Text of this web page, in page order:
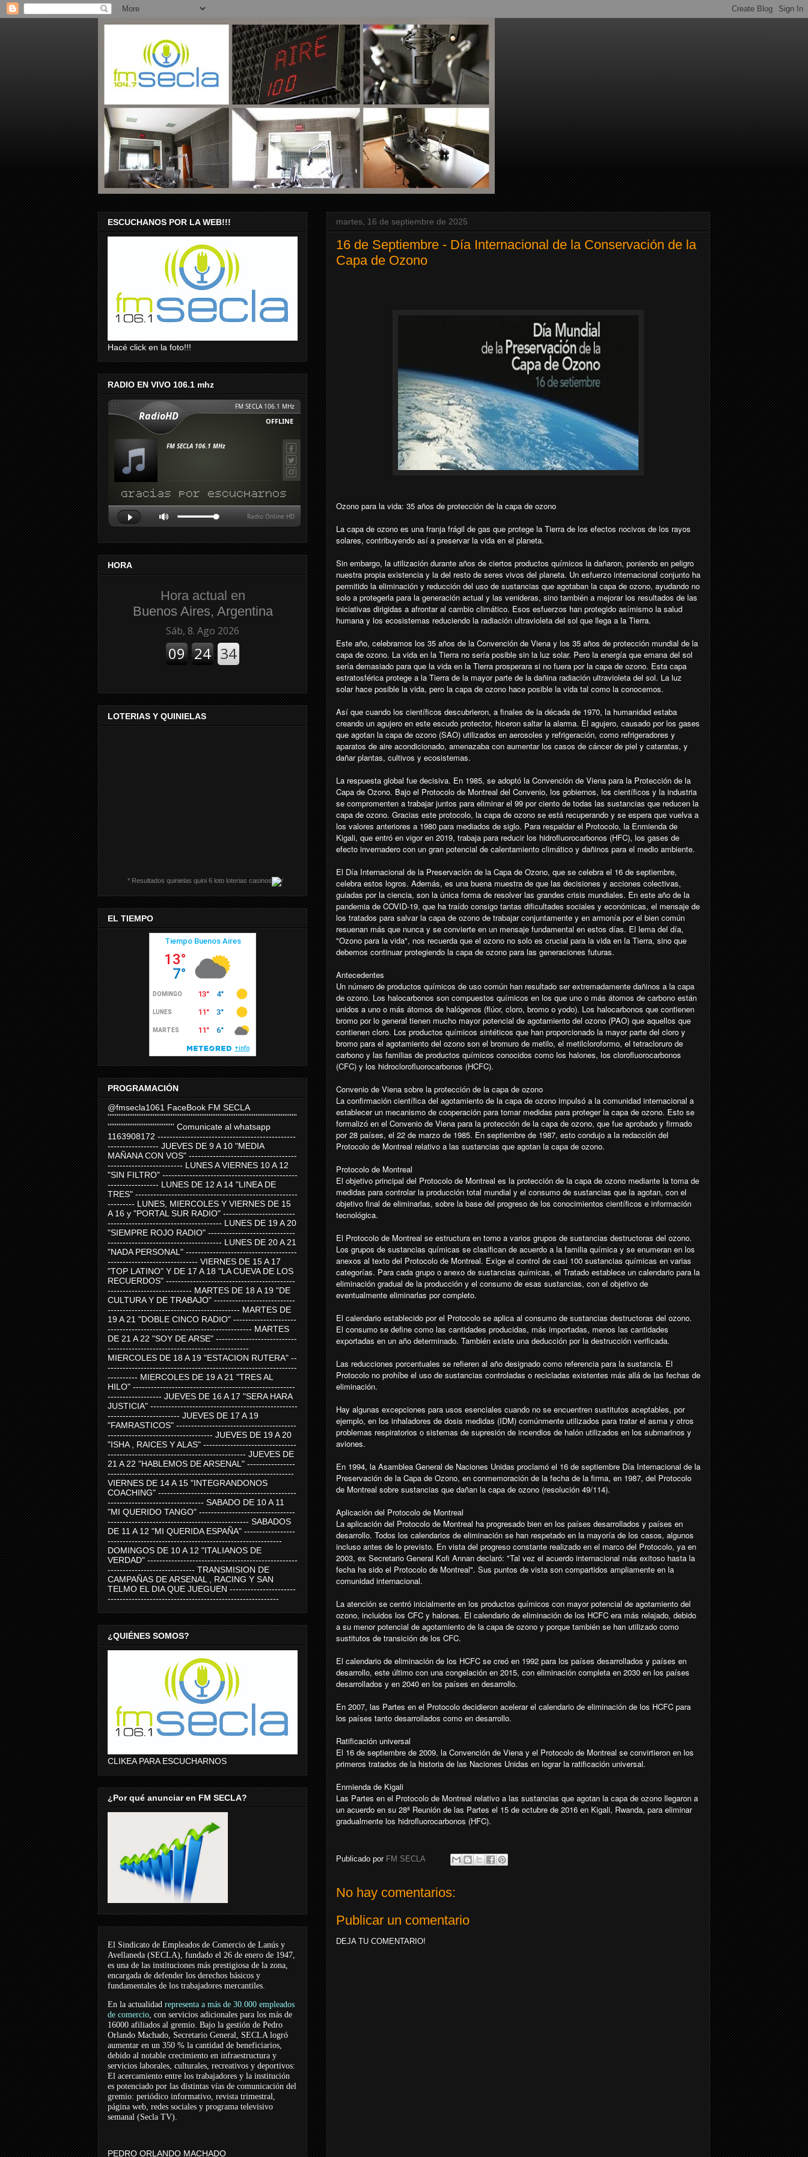
martes, 16 de septiembre de 2025
16 de Septiembre - Día Internacional de la Conservación de la
Capa de Ozono
Ozono para la vida: 35 años de protección de la capa de ozono
La capa de ozono es una franja frágil de gas que protege la Tierra de los efectos nocivos de los rayos
solares, contribuyendo así a preservar la vida en el planeta.
Sin embargo, la utilización durante años de ciertos productos químicos la dañaron, poniendo en peligro
nuestra propia existencia y la del resto de seres vivos del planeta. Un esfuerzo internacional conjunto ha
permitido la eliminación y reducción del uso de sustancias que agotaban la capa de ozono, ayudando no
solo a protegerla para la generación actual y las venideras, sino también a mejorar los resultados de las
iniciativas dirigidas a afrontar al cambio climático. Esos esfuerzos han protegido asímismo la salud
humana y los ecosistemas reduciendo la radiación ultravioleta del sol que llega a la Tierra.
Este año, celebramos los 35 años de la Convención de Viena y los 35 años de protección mundial de la
capa de ozono. La vida en la Tierra no sería posible sin la luz solar. Pero la energía que emana del sol
sería demasiado para que la vida en la Tierra prosperara si no fuera por la capa de ozono. Esta capa
estratosférica protege a la Tierra de la mayor parte de la dañina radiación ultravioleta del sol. La luz
solar hace posible la vida, pero la capa de ozono hace posible la vida tal como la conocemos.
Así que cuando los científicos descubrieron, a finales de la década de 1970, la humanidad estaba
creando un agujero en este escudo protector, hiceron saltar la alarma. El agujero, causado por los gases
que agotan la capa de ozono (SAO) utilizados en aerosoles y refrigeración, como refrigeradores y
aparatos de aire acondicionado, amenazaba con aumentar los casos de cáncer de piel y cataratas, y
dañar plantas, cultivos y ecosistemas.
La respuesta global fue decisiva. En 1985, se adoptó la Convención de Viena para la Protección de la
Capa de Ozono. Bajo el Protocolo de Montreal del Convenio, los gobiernos, los científicos y la industria
se compromenten a trabajar juntos para eliminar el 99 por ciento de todas las sustancias que reducen la
capa de ozono. Gracias este protocolo, la capa de ozono se está recuperando y se espera que vuelva a
los valores anteriores a 1980 para mediados de siglo. Para respaldar el Protocolo, la Enmienda de
Kigali, que entró en vigor en 2019, trabaja para reducir los hidrofluorocarbonos (HFC), los gases de
efecto invernadero con un gran potencial de calentamiento climático y dañinos para el medio ambiente.
El Día Internacional de la Preservación de la Capa de Ozono, que se celebra el 16 de septiembre,
celebra estos logros. Además, es una buena muestra de que las decisiones y acciones colectivas,
guiadas por la ciencia, son la única forma de resolver las grandes crisis mundiales. En este año de la
pandemia de COVID-19, que ha traído consigo tantas dificultades sociales y económicas, el mensaje de
los tratados para salvar la capa de ozono de trabajar conjuntamente y en armonía por el bien común
resuenan más que nunca y se convierte en un mensaje fundamental en estos días. El lema del día,
"Ozono para la vida", nos recuerda que el ozono no solo es crucial para la vida en la Tierra, sino que
debemos continuar protegiendo la capa de ozono para las generaciones futuras.
Antecedentes
Un número de productos químicos de uso común han resultado ser extremadamente dañinos a la capa
de ozono. Los halocarbonos son compuestos químicos en los que uno o más átomos de carbono están
unidos a uno o más átomos de halógenos (flúor, cloro, bromo o yodo). Los halocarbonos que contienen
bromo por lo general tienen mucho mayor potencial de agotamiento del ozono (PAO) que aquellos que
contienen cloro. Los productos químicos sintéticos que han proporcionado la mayor parte del cloro y
bromo para el agotamiento del ozono son el bromuro de metilo, el metilcloroformo, el tetracloruro de
carbono y las familias de productos químicos conocidos como los halones, los clorofluorocarbonos
(CFC) y los hidroclorofluorocarbonos (HCFC).
Convenio de Viena sobre la protección de la capa de ozono
La confirmación científica del agotamiento de la capa de ozono impulsó a la comunidad internacional a
establecer un mecanismo de cooperación para tomar medidas para proteger la capa de ozono. Esto se
formalizó en el Convenio de Viena para la protección de la capa de ozono, que fue aprobado y firmado
por 28 países, el 22 de marzo de 1985. En septiembre de 1987, esto condujo a la redacción del
Protocolo de Montreal relativo a las sustancias que agotan la capa de ozono.
Protocolo de Montreal
El objetivo principal del Protocolo de Montreal es la protección de la capa de ozono mediante la toma de
medidas para controlar la producción total mundial y el consumo de sustancias que la agotan, con el
objetivo final de eliminarlas, sobre la base del progreso de los conocimientos científicos e información
tecnológica.
El Protocolo de Montreal se estructura en torno a varios grupos de sustancias destructoras del ozono.
Los grupos de sustancias químicas se clasifican de acuerdo a la familia química y se enumeran en los
anexos al texto del Protocolo de Montreal. Exige el control de casi 100 sustancias químicas en varias
categorías. Para cada grupo o anexo de sustancias químicas, el Tratado establece un calendario para la
eliminación gradual de la producción y el consumo de esas sustancias, con el objetivo de
eventualmente eliminarlas por completo.
El calendario establecido por el Protocolo se aplica al consumo de sustancias destructoras del ozono.
El consumo se define como las cantidades producidas, más importadas, menos las cantidades
exportadas en un año determinado. También existe una deducción por la destrucción verificada.
Las reducciones porcentuales se refieren al año designado como referencia para la sustancia. El
Protocolo no prohíbe el uso de sustancias controladas o recicladas existentes más allá de las fechas de
eliminación.
Hay algunas excepciones para usos esenciales cuando no se encuentren sustitutos aceptables, por
ejemplo, en los inhaladores de dosis medidas (IDM) comúnmente utilizados para tratar el asma y otros
problemas respiratorios o sistemas de supresión de incendios de halón utilizados en los submarinos y
aviones.
En 1994, la Asamblea General de Naciones Unidas proclamó el 16 de septiembre Día Internacional de la
Preservación de la Capa de Ozono, en conmemoración de la fecha de la firma, en 1987, del Protocolo
de Montreal sobre sustancias que dañan la capa de ozono (resolución 49/114).
Aplicación del Protocolo de Montreal
La aplicación del Protocolo de Montreal ha progresado bien en los países desarrollados y países en
desarrollo. Todos los calendarios de eliminación se han respetado en la mayoría de los casos, algunos
incluso antes de lo previsto. En vista del progreso constante realizado en el marco del Protocolo, ya en
2003, ex Secretario General Kofi Annan declaró: "Tal vez el acuerdo internacional más exitoso hasta la
fecha ha sido el Protocolo de Montreal". Sus puntos de vista son compartidos ampliamente en la
comunidad internacional.
La atención se centró inicialmente en los productos químicos con mayor potencial de agotamiento del
ozono, incluidos los CFC y halones. El calendario de eliminación de los HCFC era más relajado, debido
a su menor potencial de agotamiento de la capa de ozono y porque también se han utilizado como
sustitutos de transición de los CFC.
El calendario de eliminación de los HCFC se creó en 1992 para los países desarrollados y países en
desarrollo, este último con una congelación en 2015, con eliminación completa en 2030 en los países
desarrollados y en 2040 en los países en desarrollo.
En 2007, las Partes en el Protocolo decidieron acelerar el calendario de eliminación de los HCFC para
los países tanto desarrollados como en desarrollo.
Ratificación universal
El 16 de septiembre de 2009, la Convención de Viena y el Protocolo de Montreal se convirtieron en los
primeros tratados de la historia de las Naciones Unidas en lograr la ratificación universal.
Enmienda de Kigali
Las Partes en el Protocolo de Montreal relativo a las sustancias que agotan la capa de ozono llegaron a
un acuerdo en su 28ª Reunión de las Partes el 15 de octubre de 2016 en Kigali, Rwanda, para eliminar
gradualmente los hidrofluorocarbonos (HFC).
Publicado por FM SECLA
No hay comentarios:
Publicar un comentario
DEJA TU COMENTARIO!
ESCUCHANOS POR LA WEB!!!
Hacé click en la foto!!!
RADIO EN VIVO 106.1 mhz
HORA
Hora actual en
Buenos Aires, Argentina
LOTERIAS Y QUINIELAS
* Resultados quinielas quini 6 loto loterias casinos
EL TIEMPO
PROGRAMACIÓN
@fmsecla1061 FaceBook FM SECLA
'''''''''''''''''''''''''''''''''''''''''''''''''''''''''''''''''''''''''''''''''''''''''''''''''''''''''
''''''''''''''''''''''''''''''''''''' Comunicate al whatsapp
1163908172 ----------------------------------------------
----------------- JUEVES DE 9 A 10 "MEDIA
MAÑANA CON VOS" ------------------------------------
------------------------- LUNES A VIERNES 10 A 12
"SIN FILTRO" ---------------------------------------------
----------------- LUNES DE 12 A 14 "LINEA DE
TRES" ------------------------------------------------------
--------- LUNES, MIERCOLES Y VIERNES DE 15
A 16 y "PORTAL SUR RADIO" ------------------------
-------------------------------------- LUNES DE 19 A 20
"SIEMPRE ROJO RADIO" -----------------------------
-------------------------------------- LUNES DE 20 A 21
"NADA PERSONAL" -------------------------------------
------------------------------ VIERNES DE 15 A 17
"TOP LATINO" Y DE 17 A 18 "LA CUEVA DE LOS
RECUERDOS" -------------------------------------------
---------------------------- MARTES DE 18 A 19 "DE
CULTURA Y DE TRABAJO" ---------------------------
-------------------------------------------- MARTES DE
19 A 21 "DOBLE CINCO RADIO" ---------------------
------------------------------------------------ MARTES
DE 21 A 22 "SOY DE ARSE" ---------------------------
-----------------------------------------------
MIERCOLES DE 18 A 19 "ESTACION RUTERA" --
---------------------------------------------------------------
---------- MIERCOLES DE 19 A 21 "TRES AL
HILO" ------------------------------------------------------
------------------ JUEVES DE 16 A 17 "SERA HARA
JUSTICIA" -------------------------------------------------
------------------------ JUEVES DE 17 A 19
"FAMRASTICOS" ----------------------------------------
----------------------------------- JUEVES DE 19 A 20
"ISHA , RAICES Y ALAS" -------------------------------
---------------------------------------------- JUEVES DE
21 A 22 "HABLEMOS DE ARSENAL" ----------------
--------------------------------------------------------------
VIERNES DE 14 A 15 "INTEGRANDONOS
COACHING" ----------------------------------------------
-------------------------------- SABADO DE 10 A 11
"MI QUERIDO TANGO" --------------------------------
----------------------------------------------- SABADOS
DE 11 A 12 "MI QUERIDA ESPAÑA" -----------------
----------------------------------------------------------
DOMINGOS DE 10 A 12 "ITALIANOS DE
VERDAD" --------------------------------------------------
----------------------------- TRANSMISION DE
CAMPAÑAS DE ARSENAL , RACING Y SAN
TELMO EL DIA QUE JUEGUEN ----------------------
---------------------------------------------------------
¿QUIÉNES SOMOS?
CLIKEA PARA ESCUCHARNOS
¿Por qué anunciar en FM SECLA?
El Sindicato de Empleados de Comercio de Lanús y
Avellaneda (SECLA), fundado el 26 de enero de 1947,
es una de las instituciones más prestigiosa de la zona,
encargada de defender los derechos básicos y
fundamentales de los trabajadores mercantiles.
En la actualidad representa a más de 30.000 empleados
de comercio, con servicios adicionales para los más de
16000 afiliados al gremio. Bajo la gestión de Pedro
Orlando Machado, Secretario General, SECLA logró
aumentar en un 350 % la cantidad de beneficiarios,
debido al notable crecimiento en infraestructura y
servicios laborales, culturales, recreativos y deportivos:
El acercamiento entre los trabajadores y la institución
es potenciado por las distintas vías de comunicación del
gremio: periódico informativo, revista trimestral,
página web, redes sociales y programa televisivo
semanal (Secla TV).
PEDRO ORLANDO MACHADO